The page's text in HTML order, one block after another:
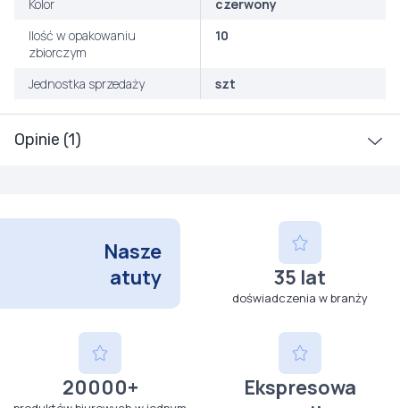
Opinie (1)
Kolor
czerwony
Ilość w opakowaniu
zbiorczym
10
Jednostka sprzedaży szt
Nasze
atuty
35 lat
doświadczenia w branży
20000+
Ekspresowa